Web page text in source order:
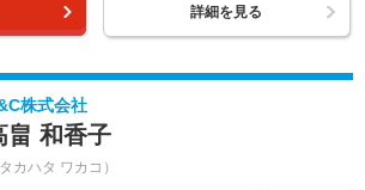
詳細を見る
株式会社
畠 和香子
タカハタ ワカコ）